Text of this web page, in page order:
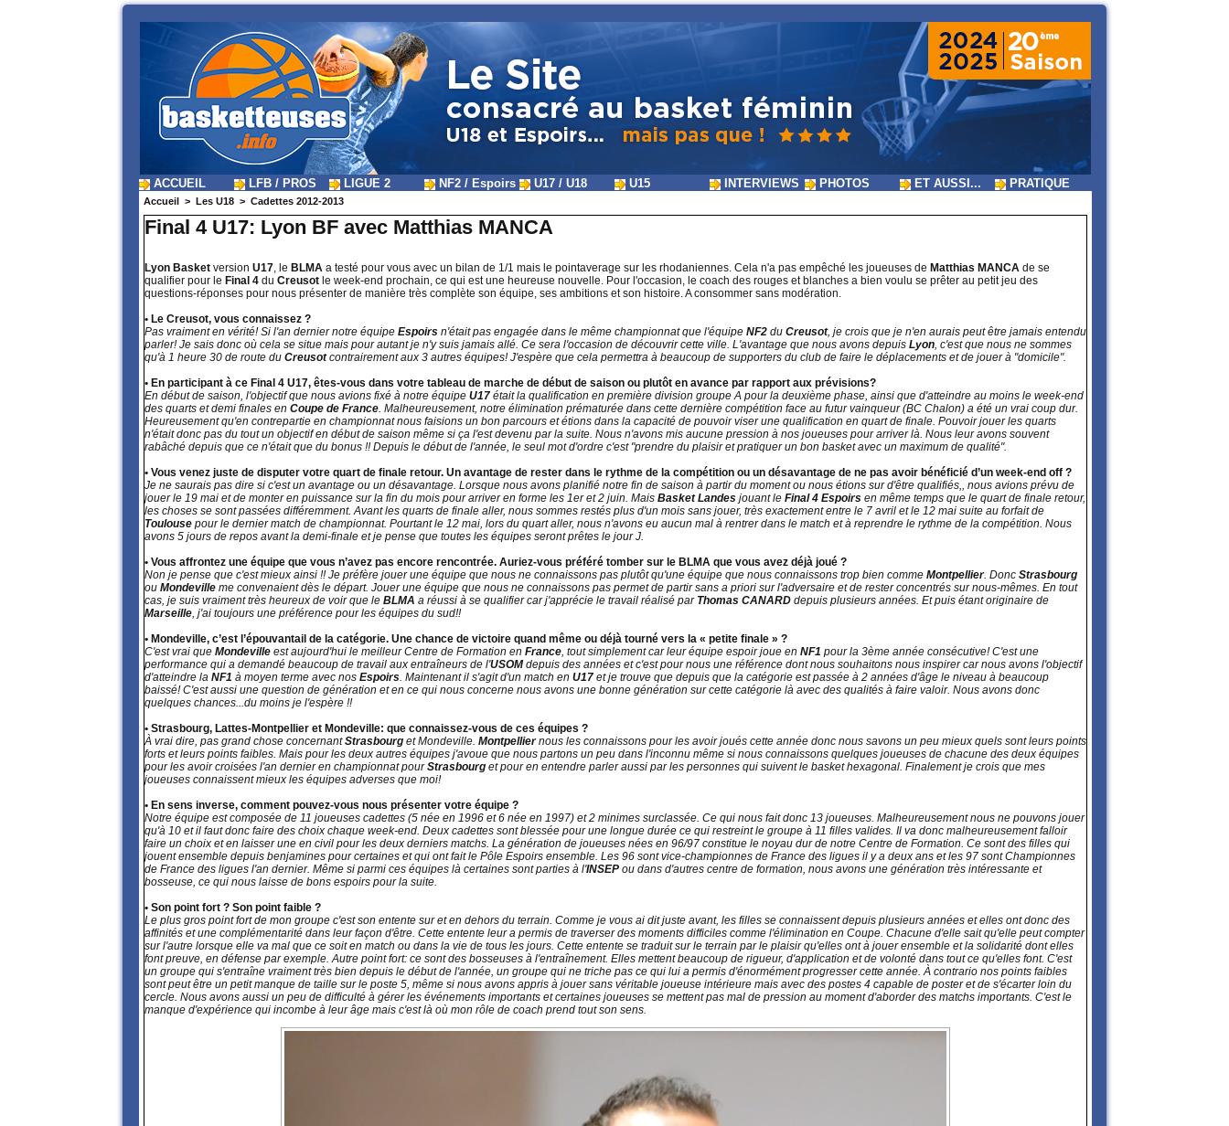
ACCUEIL LFB / PROS LIGUE 2 NF2 / Espoirs U17 / U18 U15 INTERVIEWS PHOTOS ET AUSSI... PRATIQUE
Accueil > Les U18 > Cadettes 2012-2013
Final 4 U17: Lyon BF avec Matthias MANCA
Lyon Basket version U17, le BLMA a testé pour vous avec un bilan de 1/1 mais le pointaverage sur les rhodaniennes. Cela n'a pas empêché les joueuses de Matthias MANCA de se
qualifier pour le Final 4 du Creusot le week-end prochain, ce qui est une heureuse nouvelle. Pour l'occasion, le coach des rouges et blanches a bien voulu se prêter au petit jeu des
questions-réponses pour nous présenter de manière très complète son équipe, ses ambitions et son histoire. A consommer sans modération.
• Le Creusot, vous connaissez ?
Pas vraiment en vérité! Si l'an dernier notre équipe Espoirs n'était pas engagée dans le même championnat que l'équipe NF2 du Creusot, je crois que je n'en aurais peut être jamais entendu
parler! Je sais donc où cela se situe mais pour autant je n'y suis jamais allé. Ce sera l'occasion de découvrir cette ville. L'avantage que nous avons depuis Lyon, c'est que nous ne sommes
qu'à 1 heure 30 de route du Creusotcontrairement aux 3 autres équipes! J'espère que cela permettra à beaucoup de supporters du club de faire le déplacements et de jouer à "domicile".
• En participant à ce Final 4 U17, êtes-vous dans votre tableau de marche de début de saison ou plutôt en avance par rapport aux prévisions?
En début de saison, l'objectif que nous avions fixé à notre équipe U17 était la qualification en première division groupe A pour la deuxième phase, ainsi que d'atteindre au moins le week-end
des quarts et demi finales en Coupe de France. Malheureusement, notre élimination prématurée dans cette dernière compétition face au futur vainqueur (BC Chalon) a été un vrai coup dur.
Heureusement qu'en contrepartie en championnat nous faisions un bon parcours et étions dans la capacité de pouvoir viser une qualification en quart de finale. Pouvoir jouer les quarts
n'était donc pas du tout un objectif en début de saison même si ça l'est devenu par la suite. Nous n'avons mis aucune pression à nos joueuses pour arriver là. Nous leur avons souvent
rabâché depuis que ce n'était que du bonus !! Depuis le début de l'année, le seul mot d'ordre c'est "prendre du plaisir et pratiquer un bon basket avec un maximum de qualité".
• Vous venez juste de disputer votre quart de finale retour. Un avantage de rester dans le rythme de la compétition ou un désavantage de ne pas avoir bénéficié d’un week-end off ?
Je ne saurais pas dire si c'est un avantage ou un désavantage. Lorsque nous avons planifié notre fin de saison à partir du moment ou nous étions sur d'être qualifiés,, nous avions prévu de
jouer le 19 mai et de monter en puissance sur la fin du mois pour arriver en forme les 1er et 2 juin. Mais Basket Landes jouant le Final 4 Espoirs en même temps que le quart de finale retour,
les choses se sont passées différemment. Avant les quarts de finale aller, nous sommes restés plus d'un mois sans jouer, très exactement entre le 7 avril et le 12 mai suite au forfait de
Toulouse pour le dernier match de championnat. Pourtant le 12 mai, lors du quart aller, nous n'avons eu aucun mal à rentrer dans le match et à reprendre le rythme de la compétition. Nous
avons 5 jours de repos avant la demi-finale et je pense que toutes les équipes seront prêtes le jour J.
• Vous affrontez une équipe que vous n’avez pas encore rencontrée. Auriez-vous préféré tomber sur le BLMA que vous avez déjà joué ?
Non je pense que c'est mieux ainsi !! Je préfère jouer une équipe que nous ne connaissons pas plutôt qu'une équipe que nous connaissons trop bien comme Montpellier. Donc Strasbourg
ou Mondeville me convenaient dès le départ. Jouer une équipe que nous ne connaissons pas permet de partir sans a priori sur l'adversaire et de rester concentrés sur nous-mêmes. En tout
cas, je suis vraiment très heureux de voir que le BLMA a réussi à se qualifier car j'apprécie le travail réalisé par Thomas CANARD depuis plusieurs années. Et puis étant originaire de
Marseille, j'ai toujours une préférence pour les équipes du sud!!
• Mondeville, c’est l’épouvantail de la catégorie. Une chance de victoire quand même ou déjà tourné vers la « petite finale » ?
C'est vrai que Mondeville est aujourd'hui le meilleur Centre de Formation en France, tout simplement car leur équipe espoir joue en NF1 pour la 3ème année consécutive! C'est une
performance qui a demandé beaucoup de travail aux entraîneurs de l'USOMdepuis des années et c'est pour nous une référence dont nous souhaitons nous inspirer car nous avons l'objectif
d'atteindre la NF1 à moyen terme avec nos Espoirs. Maintenant il s'agit d'un match en U17 et je trouve que depuis que la catégorie est passée à 2 années d'âge le niveau à beaucoup
baissé! C'est aussi une question de génération et en ce qui nous concerne nous avons une bonne génération sur cette catégorie là avec des qualités à faire valoir. Nous avons donc
quelques chances...du moins je l'espère !!
• Strasbourg, Lattes-Montpellier et Mondeville: que connaissez-vous de ces équipes ?
À vrai dire, pas grand chose concernantStrasbourg et Mondeville. Montpelliernous les connaissons pour les avoir joués cette année donc nous savons un peu mieux quels sont leurs points
forts et leurs points faibles. Mais pour les deux autres équipes j'avoue que nous partons un peu dans l'inconnu même si nous connaissons quelques joueuses de chacune des deux équipes
pour les avoir croisées l'an dernier en championnat pourStrasbourg et pour en entendre parler aussi par les personnes qui suivent le basket hexagonal. Finalement je crois que mes
joueuses connaissent mieux les équipes adverses que moi!
• En sens inverse, comment pouvez-vous nous présenter votre équipe ?
Notre équipe est composée de 11 joueuses cadettes (5 née en 1996 et 6 née en 1997) et 2 minimes surclassée. Ce qui nous fait donc 13 joueuses. Malheureusement nous ne pouvons jouer
qu'à 10 et il faut donc faire des choix chaque week-end. Deux cadettes sont blessée pour une longue durée ce qui restreint le groupe à 11 filles valides. Il va donc malheureusement falloir
faire un choix et en laisser une en civil pour les deux derniers matchs. La génération de joueuses nées en 96/97 constitue le noyau dur de notre Centre de Formation. Ce sont des filles qui
jouent ensemble depuis benjamines pour certaines et qui ont fait le Pôle Espoirs ensemble. Les 96 sont vice-championnes de France des ligues il y a deux ans et les 97 sont Championnes
de France des ligues l'an dernier. Même si parmi ces équipes là certaines sont parties à l'INSEP ou dans d'autres centre de formation, nous avons une génération très intéressante et
bosseuse, ce qui nous laisse de bons espoirs pour la suite.
• Son point fort ? Son point faible ?
Le plus gros point fort de mon groupe c'est son entente sur et en dehors du terrain. Comme je vous ai dit juste avant, les filles se connaissent depuis plusieurs années et elles ont donc des
affinités et une complémentarité dans leur façon d'être. Cette entente leur a permis de traverser des moments difficiles comme l'élimination en Coupe. Chacune d'elle sait qu'elle peut compter
sur l'autre lorsque elle va mal que ce soit en match ou dans la vie de tous les jours. Cette entente se traduit sur le terrain par le plaisir qu'elles ont à jouer ensemble et la solidarité dont elles
font preuve, en défense par exemple. Autre point fort: ce sont des bosseuses à l'entraînement. Elles mettent beaucoup de rigueur, d'application et de volonté dans tout ce qu'elles font. C'est
un groupe qui s'entraîne vraiment très bien depuis le début de l'année, un groupe qui ne triche pas ce qui lui a permis d'énormément progresser cette année. À contrario nos points faibles
sont peut être un petit manque de taille sur le poste 5, même si nous avons appris à jouer sans véritable joueuse intérieure mais avec des postes 4 capable de poster et de s'écarter loin du
cercle. Nous avons aussi un peu de difficulté à gérer les événements importants et certaines joueuses se mettent pas mal de pression au moment d'aborder des matchs importants. C'est le
manque d'expérience qui incombe à leur âge mais c'est là où mon rôle de coach prend tout son sens.